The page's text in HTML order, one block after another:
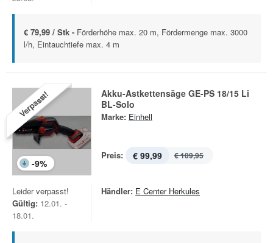
€ 79,99 / Stk - Förderhöhe max. 20 m, Fördermenge max. 3000
l/h, Eintauchtiefe max. 4 m
Verpasst!
-9%
Akku-Astkettensäge GE-PS 18/15 Li
BL-Solo
Marke: Einhell
Preis: € 99,99 € 109,95
Leider verpasst!
Gültig: 12.01. -
18.01.
Händler: E Center Herkules